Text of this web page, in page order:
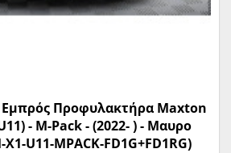
Eμπρός Προφυλακτήρα Maxton
- M-Pack - (2022- ) - Μαυρο
U11-MPACK-FD1G+FD1RG)